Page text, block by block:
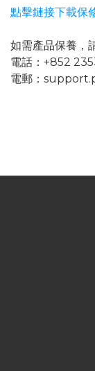
點擊鏈接下載保
如需產品保養，
電話：+852
電郵：